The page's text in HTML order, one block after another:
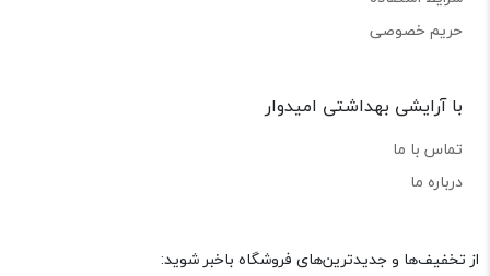
حریم خصوصی
با آرایشی بهداشتی امیدوار
تماس با ما
درباره ما
از تخفیف‌ها و جدیدترین‌های فروشگاه باخبر شوید: